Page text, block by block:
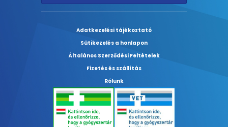
Adatkezelési tájékoztató
Sütikezelés a honlapon
Általános Szerződési Feltételek
Fizetés és szállítás
Rólunk